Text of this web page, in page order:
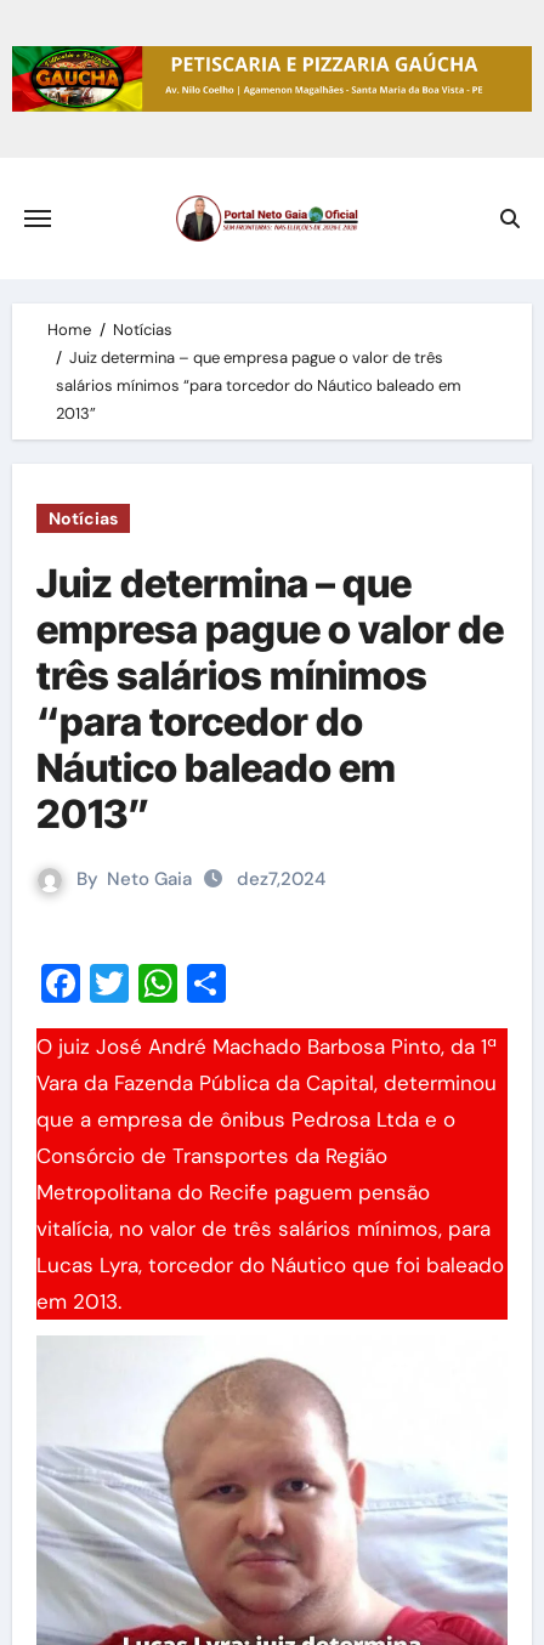
to
content
Home
Notícias
Juiz determina – que empresa pague o valor de três
salários mínimos “para torcedor do Náutico baleado em
2013”
Notícias
Juiz determina – que
empresa pague o valor de
três salários mínimos
“para torcedor do
Náutico baleado em
2013”
By Neto Gaia dez7,2024
Facebook
TwitterWhatsApp
Share
O juiz José André Machado Barbosa Pinto, da 1ª
Vara da Fazenda Pública da Capital, determinou
que a empresa de ônibus Pedrosa Ltda e o
Consórcio de Transportes da Região
Metropolitana do Recife paguem pensão
vitalícia, no valor de três salários mínimos, para
Lucas Lyra, torcedor do Náutico que foi baleado
em 2013.